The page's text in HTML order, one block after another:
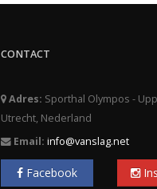
CONTACT
Adres: Sporthal Olympos -
Utrecht, Nederland
Email: info@vanslag.net
Facebook